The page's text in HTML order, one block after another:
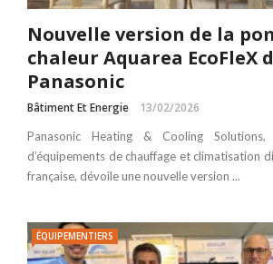
Nouvelle version de la
chaleur Aquarea EcoFleX
Panasonic
Bâtiment Et Energie 13/02/2026
Panasonic Heating & Cooling
d’équipements de chauffage et climatisation
française, dévoile une nouvelle version ...
ÉQUIPEMENTIERS